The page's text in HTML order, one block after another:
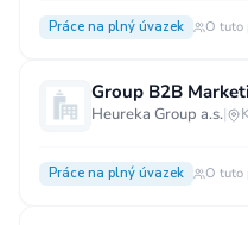
Práce na plný úvazek O tuto
Group B2B
Heureka Group a.s.|
Práce na plný úvazek O tuto